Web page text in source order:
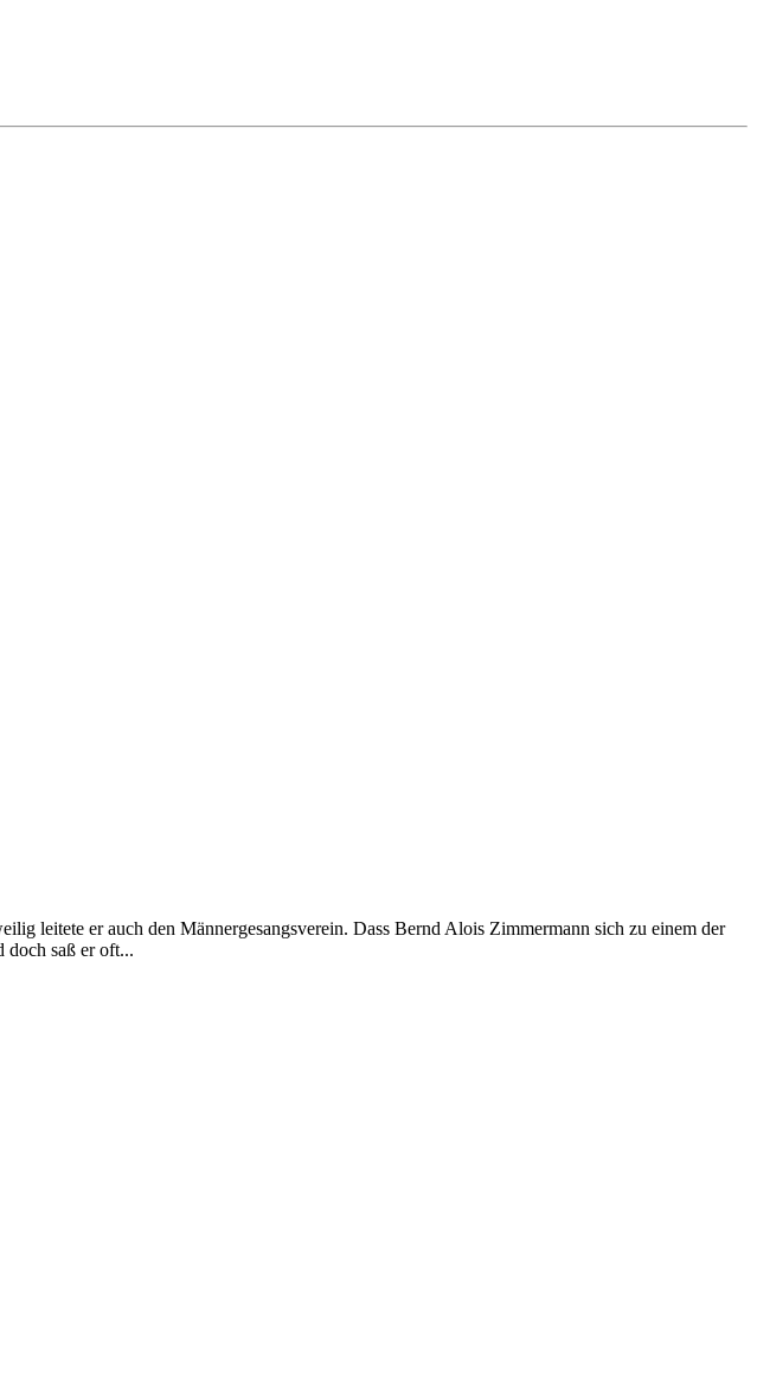
leitete er auch den Männergesangsverein. Dass Bernd Alois Zimmermann sich zu einem der
doch saß er oft...